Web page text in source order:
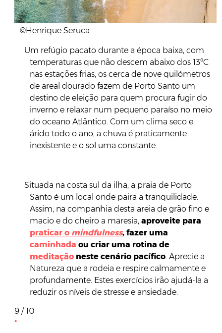
©Henrique Seruca
Um refúgio pacato durante a época baixa, com
temperaturas que não descem abaixo dos 13ºC
nas estações frias, os cerca de nove quilómetros
de areal dourado fazem de Porto Santo um
destino de eleição para quem procura fugir do
inverno e relaxar num pequeno paraíso no meio
do oceano Atlântico. Com um clima seco e
árido todo o ano, a chuva é praticamente
inexistente e o sol uma constante.
Situada na costa sul da ilha, a praia de Porto
Santo é um local onde paira a tranquilidade.
Assim, na companhia desta areia de grão fino e
macio e do cheiro a maresia, aproveite para
praticar o mindfulness, fazer uma
caminhada ou criar uma rotina de
meditação neste cenário pacífico . Aprecie a
Natureza que a rodeia e respire calmamente e
profundamente. Estes exercícios irão ajudá-la a
reduzir os níveis de stresse e ansiedade.
9 / 10